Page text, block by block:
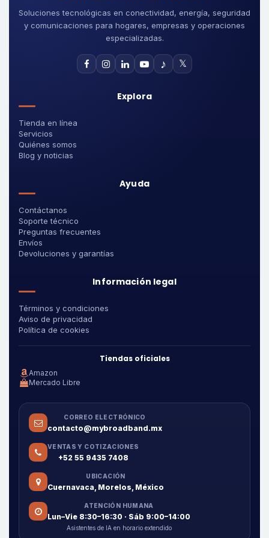
Soluciones tecnológicas en conectividad, energía, seguridad
y comunicaciones para hogares, empresas y operaciones
especializadas.
♪ 𝕏
Explora
Tienda en línea
Servicios
Quiénes somos
Blog y noticias
Ayuda
Contáctanos
Soporte técnico
Preguntas frecuentes
Envíos
Devoluciones y garantías
Información legal
Términos y condiciones
Aviso de privacidad
Política de cookies
Tiendas oficiales
Amazon
Mercado Libre
CORREO ELECTRÓNICO
contacto@mybroadband.mx
VENTAS Y COTIZACIONES
+52 55 9435 7408
UBICACIÓN
Cuernavaca, Morelos, México
ATENCIÓN HUMANA
Lun–Vie 8:30–16:30 · Sáb 9:00–14:00
Asistentes de IA en horario extendido